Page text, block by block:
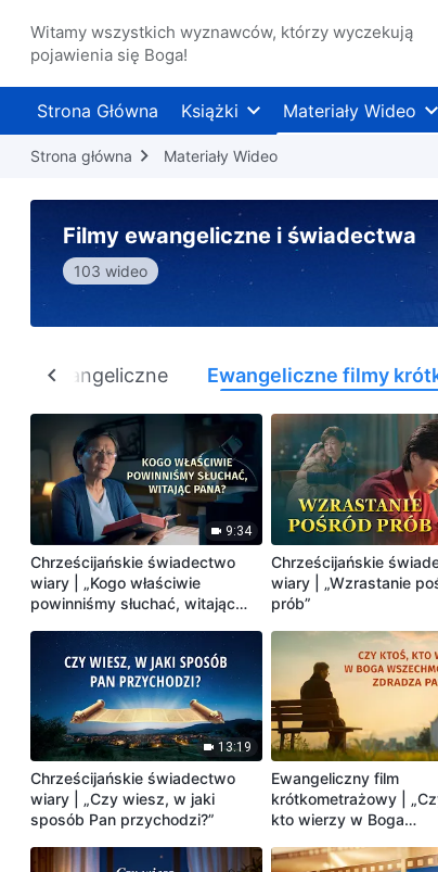
Witamy wszystkich wyznawców, którzy wyczekują
pojawienia się Boga!
Strona Główna Książki Materiały Wideo
Strona główna Materiały Wideo
Filmy ewangeliczne i świadectwa
103 wideo
ewangeliczne Ewangeliczne filmy
9:34
Chrześcijańskie świadectwo
wiary | „Kogo właściwie
powinniśmy słuchać, witając
Chrześcijańskie
wiary | „Wzrastanie
prób”
13:19
Chrześcijańskie świadectwo
wiary | „Czy wiesz, w jaki
sposób Pan przychodzi?”
Ewangeliczny film
krótkometrażowy |
kto wierzy w Boga
Pana?”